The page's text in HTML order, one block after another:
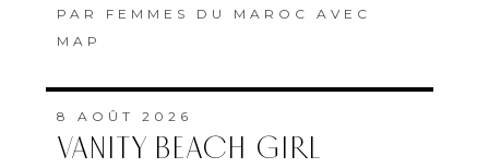
PAR FEMMES DU MAROC AVEC
MAP
8 AOÛT 2026
VANITY BEACH GIRL